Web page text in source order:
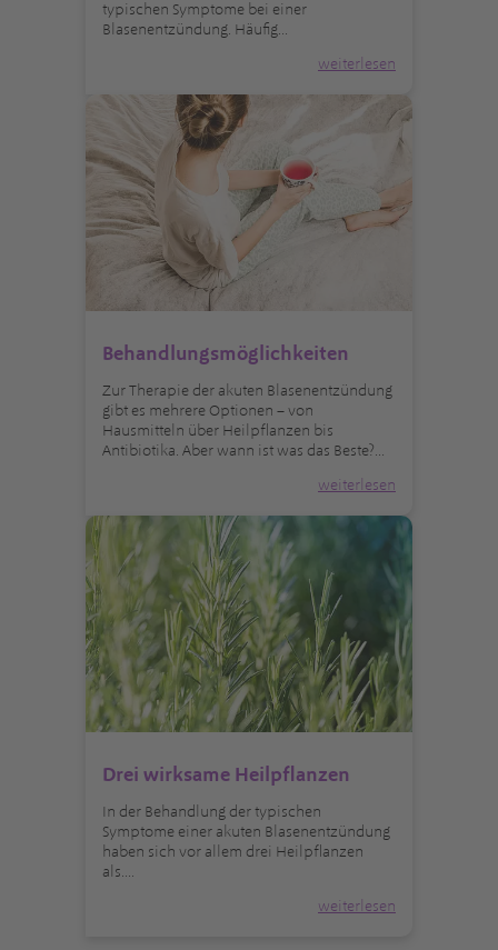
typischen Symptome bei einer
Blasenentzündung. Häufig...
weiterlesen
Behandlungsmöglichkeiten
Zur Therapie der akuten Blasenentzündung
gibt es mehrere Optionen – von
Hausmitteln über Heilpflanzen bis
Antibiotika. Aber wann ist was das Beste?...
weiterlesen
Drei wirksame Heilpflanzen
In der Behandlung der typischen
Symptome einer akuten Blasenentzündung
haben sich vor allem drei Heilpflanzen
als....
weiterlesen